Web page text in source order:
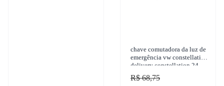
chave comutadora da luz de
emergência vw constellation
delivery constellation 24-
250 worker 8-120 1986-
2015 ospi
R$ 68,75